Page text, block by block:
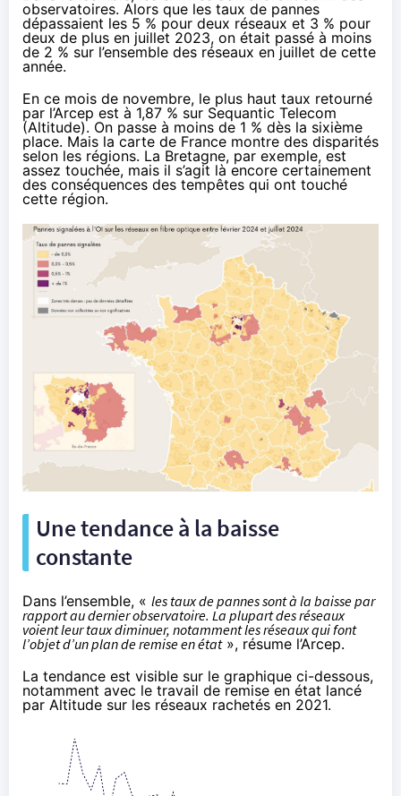
observatoires. Alors que les taux de pannes
dépassaient les 5 % pour deux réseaux et 3 % pour
deux de plus en juillet 2023, on était passé à moins
de 2 % sur l’ensemble des réseaux en juillet de cette
année.
En ce mois de novembre, le plus haut taux retourné
par l’Arcep est à 1,87 % sur Sequantic Telecom
(Altitude). On passe à moins de 1 % dès la sixième
place. Mais la carte de France montre des disparités
selon les régions. La Bretagne, par exemple, est
assez touchée, mais il s’agit là encore certainement
des conséquences des tempêtes qui ont touché
cette région.
Une tendance à la baisse
constante
Dans l’ensemble, « les taux de pannes sont à la baisse par
rapport au dernier observatoire. La plupart des réseaux
voient leur taux diminuer, notamment les réseaux qui font
l’objet d’un plan de remise en état», résume l’Arcep.
La tendance est visible sur le graphique ci-dessous,
notamment avec le travail de remise en état lancé
par Altitude sur les réseaux rachetés en 2021.